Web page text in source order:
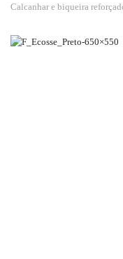
Calcanhar e biqueira